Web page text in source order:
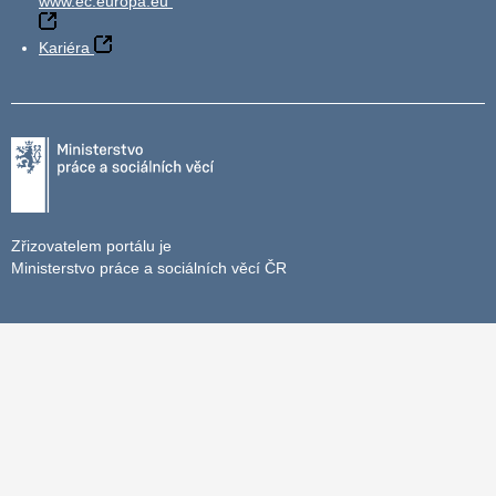
Kariéra
Zřizovatelem portálu je
Ministerstvo práce a sociálních věcí ČR